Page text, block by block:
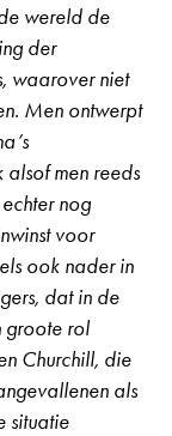
wereld de
der
waarover niet
Men ontwerpt
alsof men reeds
nog
voor
ook nader in
dat in de
groote rol
Churchill, die
als
situatie